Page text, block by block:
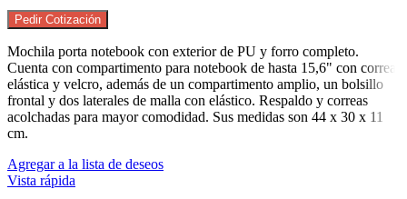
Pedir Cotización
Mochila porta notebook con exterior de PU y forro completo.
Cuenta con compartimento para notebook de hasta 15,6" con correa
elástica y velcro, además de un compartimento amplio, un bolsillo
frontal y dos laterales de malla con elástico. Respaldo y correas
acolchadas para mayor comodidad. Sus medidas son 44 x 30 x 11
cm.
Agregar a la lista de deseos
Vista rápida